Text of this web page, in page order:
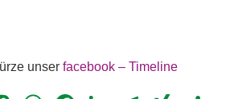
unser facebook – Timeline